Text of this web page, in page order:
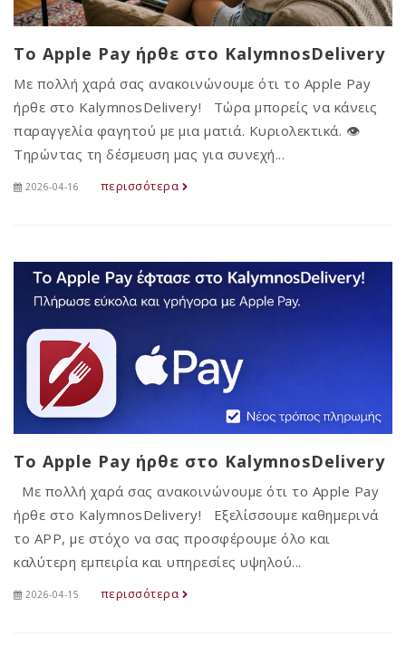
Το Apple Pay ήρθε στο KalymnosDelivery
Με πολλή χαρά σας ανακοινώνουμε ότι το Apple Pay
ήρθε στο KalymnosDelivery! Τώρα μπορείς να κάνεις
παραγγελία φαγητού με μια ματιά. Κυριολεκτικά. 👁️
Τηρώντας τη δέσμευση μας για συνεχή...
2026-04-16 περισσότερα
Το Apple Pay ήρθε στο KalymnosDelivery
Με πολλή χαρά σας ανακοινώνουμε ότι το Apple Pay
ήρθε στο KalymnosDelivery! Εξελίσσουμε καθημερινά
το APP, με στόχο να σας προσφέρουμε όλο και
καλύτερη εμπειρία και υπηρεσίες υψηλού...
2026-04-15 περισσότερα